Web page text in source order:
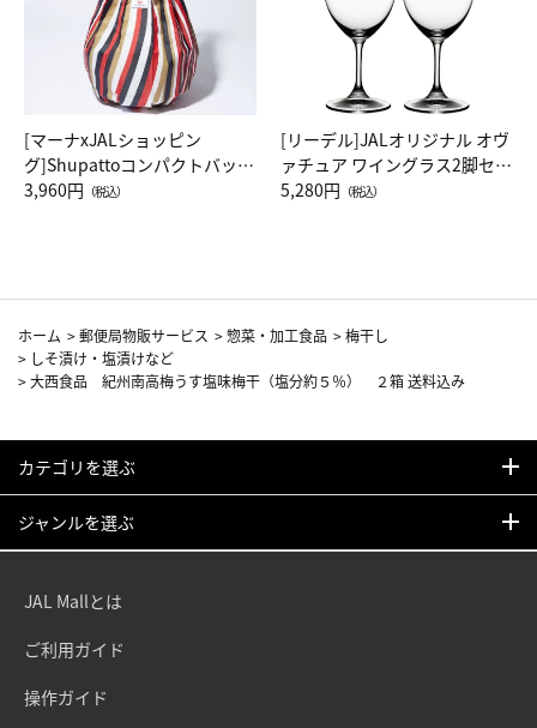
[マーナxJALショッピン
グ]Shupattoコンパクトバッグ
Drop JAL客室乗務員（LC）ス
3,960円 （税込）
[リーデル]JALオリジナル オヴ
ァチュア ワイングラス2脚セッ
ト（レッドワイン）
5,280円 （税込）
ホーム >郵便局物販サービス >惣菜・加工食品 >梅干し
> しそ漬け・塩漬けなど
>大西食品 紀州南高梅うす塩味梅干（塩分約５％） ２箱 送料込み
カテゴリを選ぶ
ジャンルを選ぶ
JAL Mallとは
ご利用ガイド
操作ガイド